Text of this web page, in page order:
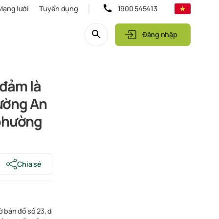
lưới Tuyển dụng 1900 545413
Đăng nhập
là
An
Chia sẻ
đồ số 23, diện tích 466 m2; mục đích sử dụng: Thổ cư 358,7